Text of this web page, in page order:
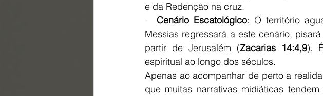
e da Redenção na cruz.
· Cenário Escatológico: O território
Messias regressará a este cenário,
partir de Jerusalém (Zacarias 14:4,9).
espiritual ao longo dos séculos.
Apenas ao acompanhar de perto a
que muitas narrativas midiáticas